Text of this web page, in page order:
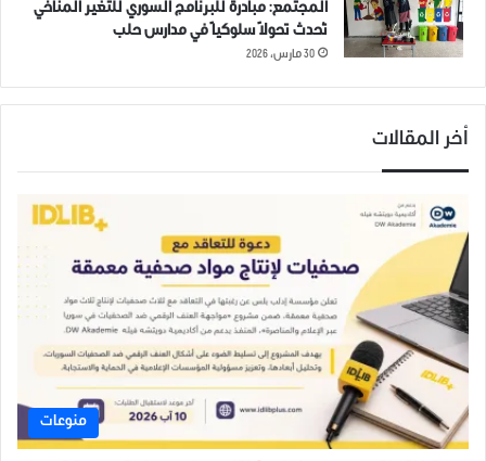
في "مقالات"
في "تقارير"
ادلب اعتقال هيئة تحرير الشام
المجتمع: مبادرة للبرنامج السوري للتغير المناخي
تُحدث تحولاً سلوكياً في مدارس حلب
30 مارس، 2026
أخر المقالات
منوعات